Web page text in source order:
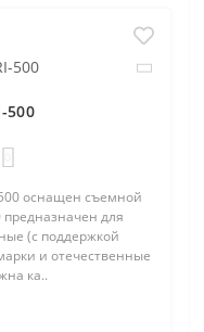
500
оснащен съемной
для
(с поддержкой
и отечественные
ка..